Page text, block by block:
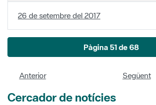
26 de setembre del 2017
Pàgina 51 de 68
Anterior Següent
Cercador de notícies